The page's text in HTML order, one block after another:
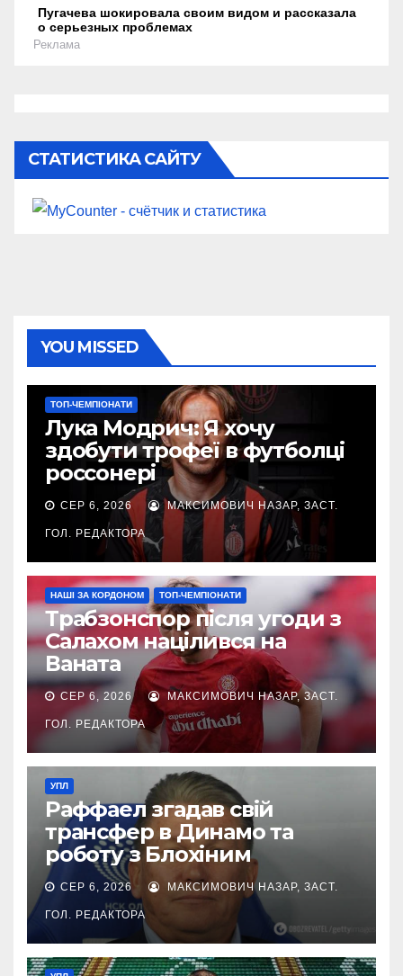
Пугачева шокировала своим видом и рассказала
о серьезных проблемах
Реклама
СТАТИСТИКА САЙТУ
YOU MISSED
ТОП-ЧЕМПІОНАТИ
Лука Модрич: Я хочу
здобути трофеї в футболці
россонері
СЕР 6, 2026 МАКСИМОВИЧ НАЗАР, ЗАСТ.
ГОЛ. РЕДАКТОРА
НАШІ ЗА КОРДОНОМ ТОП-ЧЕМПІОНАТИ
Трабзонспор після угоди з
Салахом націлився на
Ваната
СЕР 6, 2026 МАКСИМОВИЧ НАЗАР, ЗАСТ.
ГОЛ. РЕДАКТОРА
УПЛ
Раффаел згадав свій
трансфер в Динамо та
роботу з Блохіним
СЕР 6, 2026 МАКСИМОВИЧ НАЗАР, ЗАСТ.
ГОЛ. РЕДАКТОРА